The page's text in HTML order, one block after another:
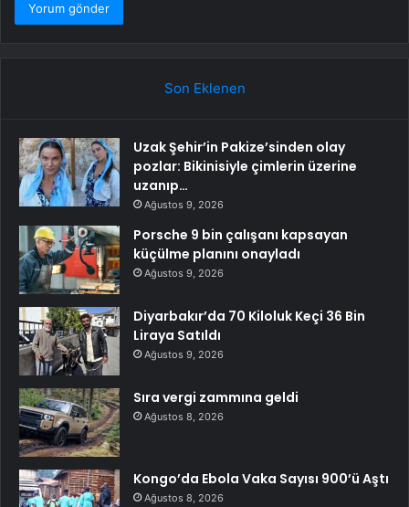
Son Eklenen
Uzak Şehir’in Pakize’sinden olay
pozlar: Bikinisiyle çimlerin üzerine
uzanıp…
Ağustos 9, 2026
Porsche 9 bin çalışanı kapsayan
küçülme planını onayladı
Ağustos 9, 2026
Diyarbakır’da 70 Kiloluk Keçi 36 Bin
Liraya Satıldı
Ağustos 9, 2026
Sıra vergi zammına geldi
Ağustos 8, 2026
Kongo’da Ebola Vaka Sayısı 900’ü Aştı
Ağustos 8, 2026